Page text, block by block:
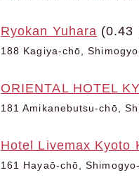
Ryokan Yuhara (0.43
188 Kagiya-chō,
ORIENTAL HOTEL
181 Amikanebutsu-chō,
Hotel Livemax Kyoto
161 Hayaō-chō,